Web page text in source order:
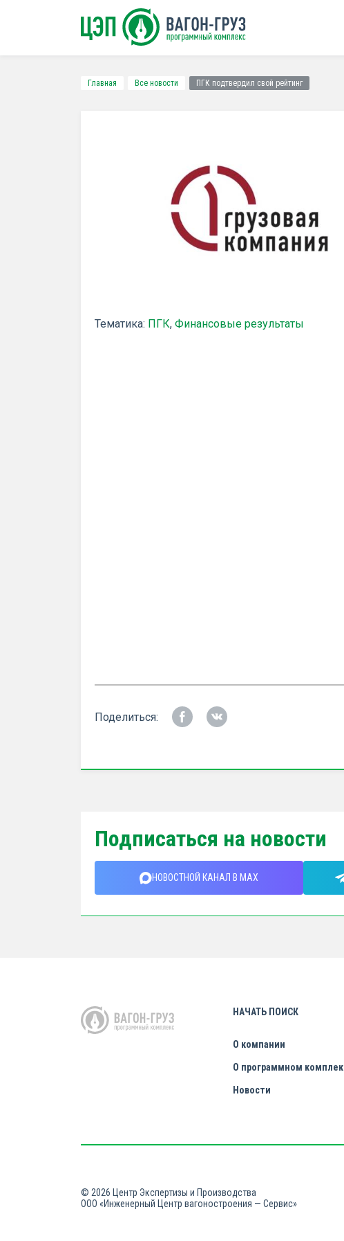
Главная Все новости ПГК подтвердил свой рейтинг
Тематика: ПГК, Финансовые результаты
Поделиться:
Подписаться на новости
НОВОСТНОЙ КАНАЛ В MAX
НАЧАТЬ ПОИСК
О компании
О программном
Новости
© 2026 Центр Экспертизы и Производства
ООО «Инженерный Центр вагоностроения — Сервис»